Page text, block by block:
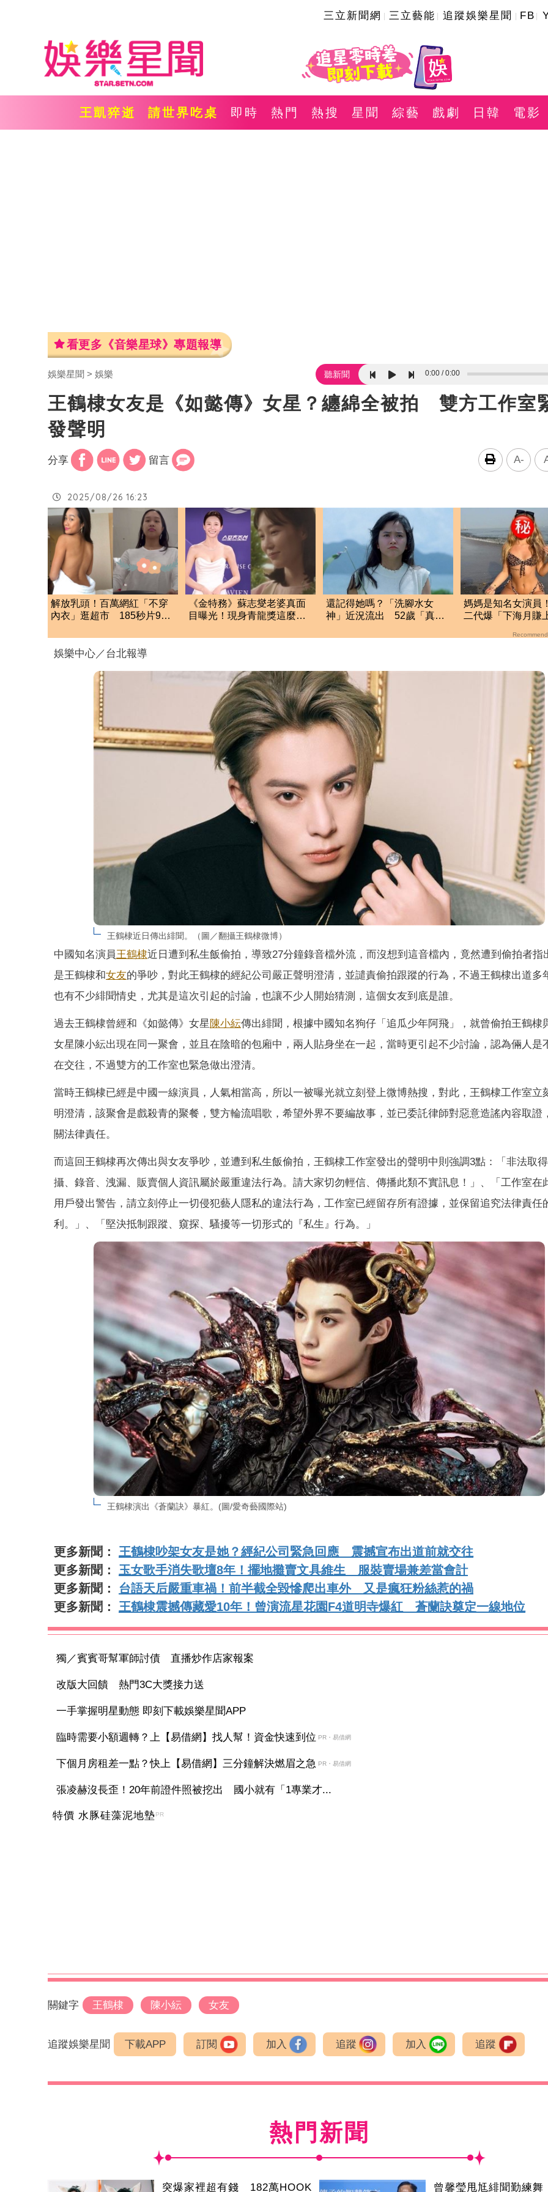
三立新聞網 三立藝能 追蹤娛樂星聞 FB
王凱猝逝 請世界吃桌 即時 熱門 熱搜 星聞 綜藝 戲劇 日韓 電影
看更多《音樂星球》專題報導
娛樂星聞 娛樂 聽新聞 0:00 0:00
王鶴棣女友是《如懿傳》女星？纏綿全被拍 雙方工作室
發聲明
分享 留言 A-
2025/08/26 16:23
解放乳頭！百萬網紅「不穿
內衣」逛超市 185秒片900
《金特務》蘇志燮老婆真面
目曝光！現身青龍獎這麼
還記得她嗎？「洗腳水女
神」近況流出 52歲「真實
媽媽是知名女演員
二代爆「下海月賺
娛樂中心／台北報導
王鶴棣近日傳出緋聞。（圖／翻攝王鶴棣微博）
中國知名演員王鶴棣近日遭到私生飯偷拍，導致27分鐘錄音檔外流，而沒想到這音檔內，竟然遭到偷拍者指
是王鶴棣和女友的爭吵，對此王鶴棣的經紀公司嚴正聲明澄清，並譴責偷拍跟蹤的行為，不過王鶴棣出道多
也有不少緋聞情史，尤其是這次引起的討論，也讓不少人開始猜測，這個女友到底是誰。
過去王鶴棣曾經和《如懿傳》女星 陳小紜傳出緋聞，根據中國知名狗仔「追瓜少年阿飛」，就曾偷拍王鶴棣
女星陳小紜出現在同一聚會，並且在陰暗的包廂中，兩人貼身坐在一起，當時更引起不少討論，認為倆人是
在交往，不過雙方的工作室也緊急做出澄清。
當時王鶴棣已經是中國一線演員，人氣相當高，所以一被曝光就立刻登上微博熱搜，對此，王鶴棣工作室立
明澄清，該聚會是戲殺青的聚餐，雙方輪流唱歌，希望外界不要編故事，並已委託律師對惡意造謠內容取證
關法律責任。
而這回王鶴棣再次傳出與女友爭吵，並遭到私生飯偷拍，王鶴棣工作室發出的聲明中則強調3點：「非法取
攝、錄音、洩漏、販賣個人資訊屬於嚴重違法行為。請大家切勿輕信、傳播此類不實訊息！」、「工作室在
用戶發出警告，請立刻停止一切侵犯藝人隱私的違法行為，工作室已經留存所有證據，並保留追究法律責任
利。」、「堅決抵制跟蹤、窺探、騷擾等一切形式的『私生』行為。」
王鶴棣演出《蒼蘭訣》暴紅。(圖/愛奇藝國際站)
更多新聞： 王鶴棣吵架女友是她？經紀公司緊急回應 震撼宣布出道前就交往
更多新聞： 玉女歌手消失歌壇8年！擺地攤賣文具維生 服裝賣場兼差當會計
更多新聞： 台語天后嚴重車禍！前半截全毀慘爬出車外 又是瘋狂粉絲惹的禍
更多新聞： 王鶴棣震撼傳藏愛10年！曾演流星花園F4道明寺爆紅 蒼蘭訣奠定一線地位
獨／賓賓哥幫軍師討債 直播炒作店家報案
改版大回饋 熱門3C大獎接力送
一手掌握明星動態 即刻下載娛樂星聞APP
臨時需要小額週轉？上【易借網】找人幫！資金快速到位 PR・易借網
下個月房租差一點？快上【易借網】三分鐘解決燃眉之急 PR・易借網
張凌赫沒長歪！20年前證件照被挖出 國小就有「1專業才...
特價 水豚硅藻泥地墊 PR
關鍵字 王鶴棣 陳小紜 女友
追蹤娛樂星聞 下載APP 訂閱 加入 追蹤 加入 追蹤
熱門新聞
突爆家裡超有錢 182萬HOOK 曾馨瑩甩尪緋聞勤練